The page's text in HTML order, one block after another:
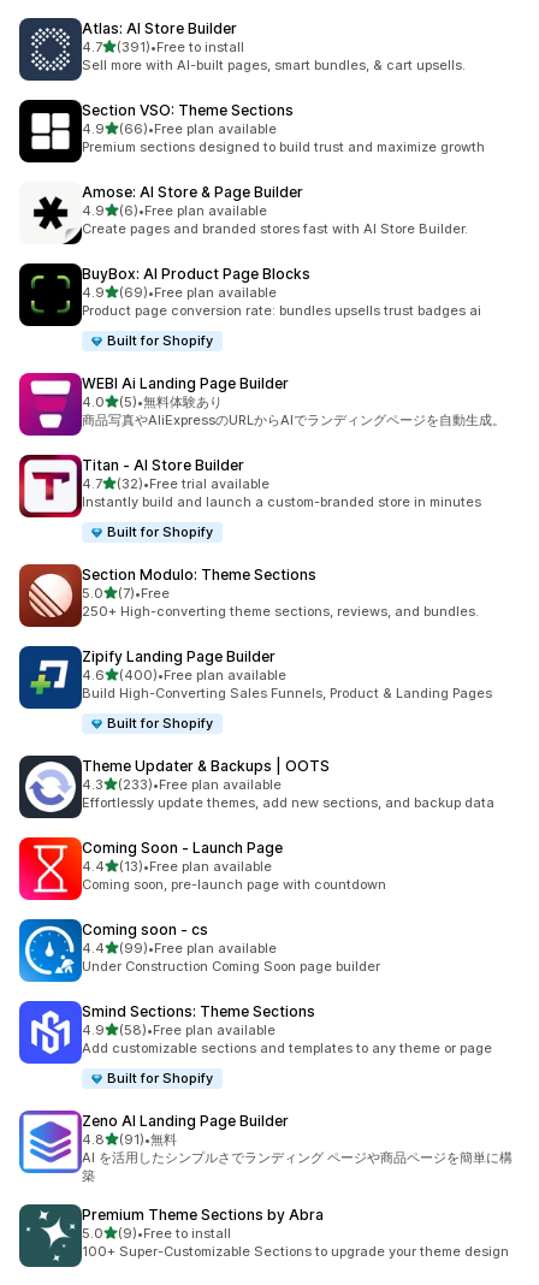
Atlas: AI Store Builder
4.75つ星中
(391)
合計レビュー数：391件
•Free to install
Sell more with AI-built pages, smart bundles, & cart upsells.
Section VSO: Theme Sections
4.95つ星中
(66)
合計レビュー数：66件
•Free plan available
Premium sections designed to build trust and maximize growth
Amose: AI Store & Page Builder
4.95つ星中
(6)
合計レビュー数：6件
•Free plan available
Create pages and branded stores fast with AI Store Builder.
BuyBox: AI Product Page Blocks
4.95つ星中
(69)
合計レビュー数：69件
•Free plan available
Product page conversion rate: bundles upsells trust badges ai
Built for Shopify
WEBI Ai Landing Page Builder
4.05つ星中
(5)
合計レビュー数：5件
•無料体験あり
商品写真やAliExpressのURLからAIでランディングページを自動生成。
Titan ‑ AI Store Builder
4.75つ星中
(32)
合計レビュー数：32件
•Free trial available
Instantly build and launch a custom-branded store in minutes
Built for Shopify
Section Modulo: Theme Sections
5.05つ星中
(7)
合計レビュー数：7件
•Free
250+ High-converting theme sections, reviews, and bundles.
Zipify Landing Page Builder
4.65つ星中
(400)
合計レビュー数：400件
•Free plan available
Build High-Converting Sales Funnels, Product & Landing Pages
Built for Shopify
Theme Updater & Backups | OOTS
4.35つ星中
(233)
合計レビュー数：233件
•Free plan available
Effortlessly update themes, add new sections, and backup data
Coming Soon ‑ Launch Page
4.45つ星中
(13)
合計レビュー数：13件
•Free plan available
Coming soon, pre-launch page with countdown
Coming soon ‑ cs
4.45つ星中
(99)
合計レビュー数：99件
•Free plan available
Under Construction Coming Soon page builder
Smind Sections: Theme Sections
4.95つ星中
(58)
合計レビュー数：58件
•Free plan available
Add customizable sections and templates to any theme or page
Built for Shopify
Zeno AI Landing Page Builder
4.85つ星中
(91)
合計レビュー数：91件
•無料
AI を活用したシンプルさでランディング ページや商品ページを簡単に構
築
Premium Theme Sections by Abra
5.05つ星中
(9)
合計レビュー数：9件
•Free to install
100+ Super-Customizable Sections to upgrade your theme design